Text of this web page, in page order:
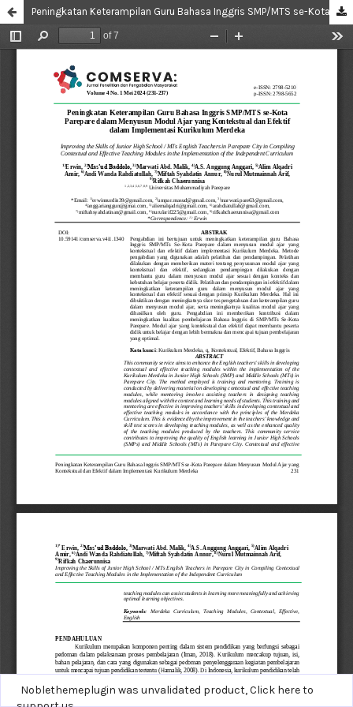
Peningkatan Keterampilan Guru Bahasa Inggris SMP/MTS se-Kota Parepare dalam Menyusun Modul Ajar yang Kontekstual dan Efektif dalam Implementasi Kurikulum Merdeka
Noblethemeplugin was unvalidated product,Click here to